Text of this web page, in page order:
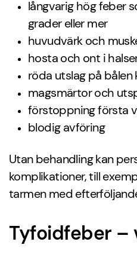
långvarig hög feber
grader eller mer
huvudvärk och
hosta och ont i
röda utslag på bålen
magsmärtor och
förstoppning första
blodig avföring
Utan behandling kan
komplikationer, till
tarmen med
Tyfoidfeber –